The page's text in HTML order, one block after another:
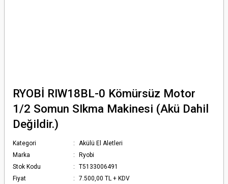
RYOBİ RIW18BL-0 Kömürsüz Motor
1/2 Somun SIkma Makinesi (Akü Dahil
Değildir.)
Kategori
Akülü El Aletleri
Marka
Ryobi
Stok Kodu
T5133006491
Fiyat
7.500,00 TL + KDV